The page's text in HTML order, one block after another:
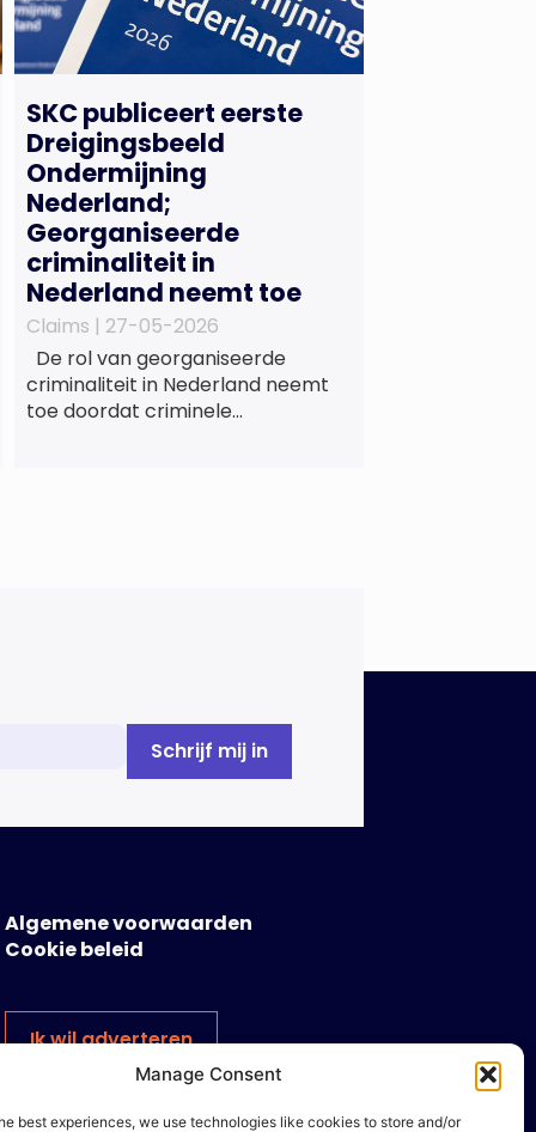
Manage Consent
best experiences, we use technologies like cookies to store and/or
SKC publiceert eerste
Dreigingsbeeld
Ondermijning
Nederland;
Georganiseerde
criminaliteit in
Nederland neemt toe
Claims | 27-05-2026
De rol van georganiseerde
criminaliteit in Nederland neemt
toe doordat criminele
Kenniscentrum Ondermijnende […]
Algemene voorwaarden
Cookie beleid
Ik wil adverteren